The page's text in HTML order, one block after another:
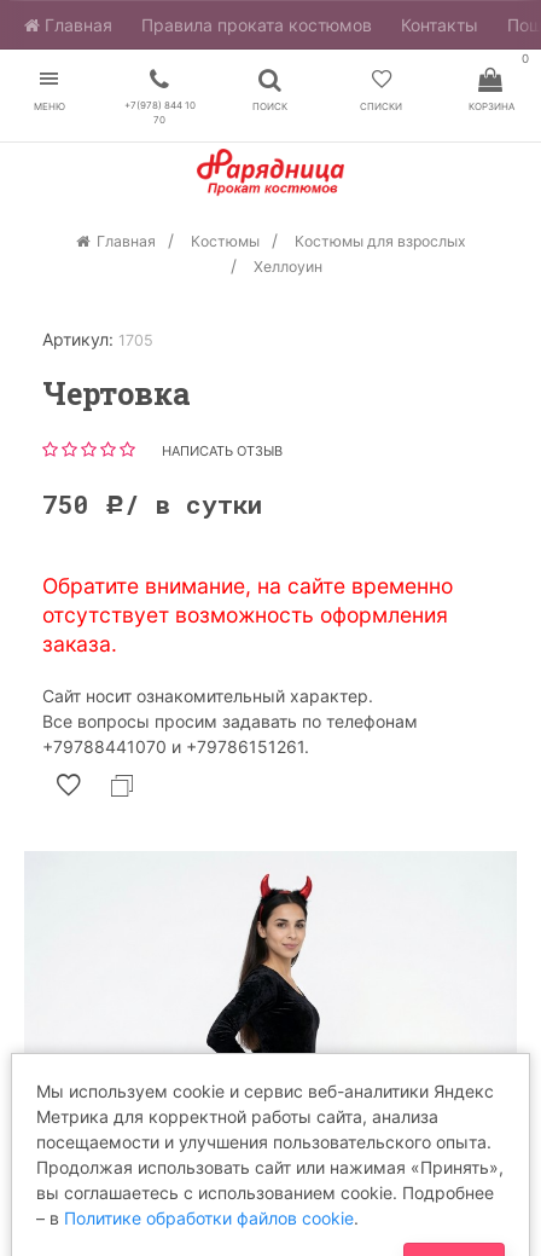
Главная ​Правила проката костюмов Контакты
МЕНЮ
+7(978) 844 10
70
ПОИСК СПИСКИ
0
КОРЗИНА
Главная Костюмы
Костюмы для взрослых
Хеллоуин
Артикул: 1705
Чертовка
НАПИСАТЬ ОТЗЫВ
750 Р / в сутки
Обратите внимание, на сайте временно
отсутствует возможность оформления
заказа.
Сайт носит ознакомительный характер.
Все вопросы просим задавать по телефонам
‎+79788441070 и ‎+79786151261.
Мы используем cookie и сервис веб-аналитики Яндекс
Метрика для корректной работы сайта, анализа
посещаемости и улучшения пользовательского опыта.
Продолжая использовать сайт или нажимая «Принять»,
вы соглашаетесь с использованием cookie. Подробнее
– в Политике обработки файлов cookie.